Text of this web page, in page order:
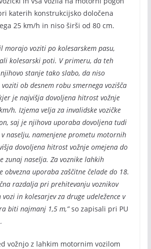
katerih konstrukcijsko določena
25 km/h in niso širši od 80 cm.
morajo voziti po kolesarskem pasu,
kolesarski poti. V primeru, da teh
stanje tako slabo, da niso
ob desnem robu smernega vozišča
je najvišja dovoljena hitrost vožnje
h. Izjema velja za invalidske vozičke
saj je njihova uporaba dovoljena tudi
v naselju, namenjene prometu motornih
dovoljena hitrost vožnje omejena do
zunaj naselja. Za voznike lahkih
obvezna uporaba zaščitne čelade do 18.
razdalja pri prehitevanju voznikov
in kolesarjev za druge udeležence v
biti najmanj 1,5 m,”so zapisali pri PU
vožnjo z lahkim motornim vozilom